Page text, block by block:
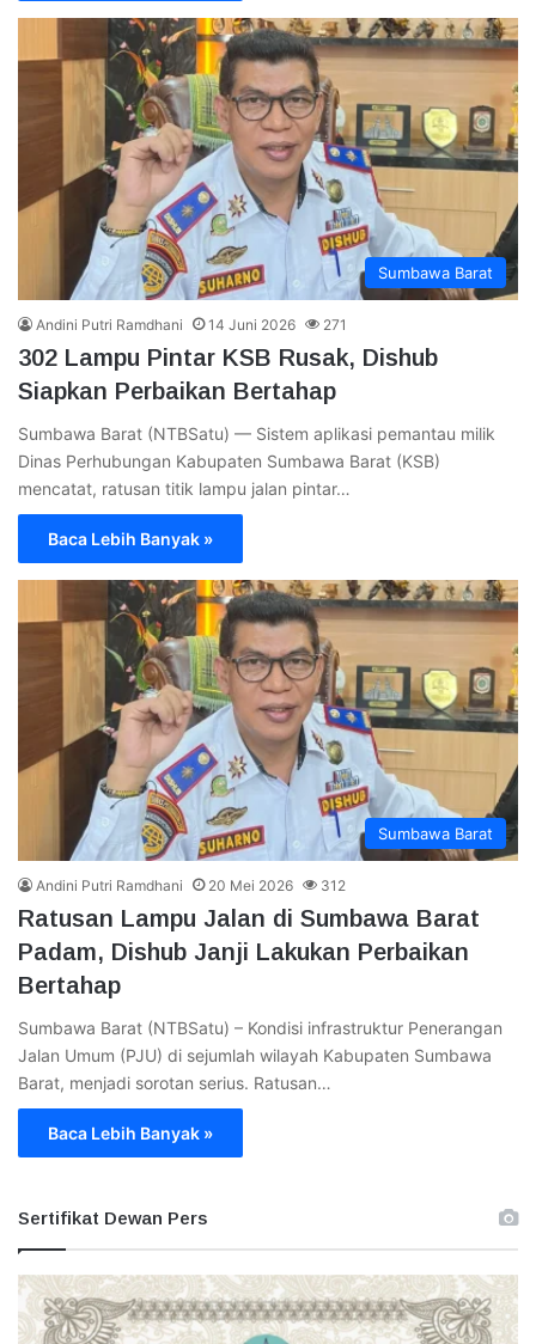
Sumbawa Barat
Andini Putri Ramdhani 14 Juni 2026 271
302 Lampu Pintar KSB Rusak, Dishub
Siapkan Perbaikan Bertahap
Sumbawa Barat (NTBSatu) — Sistem aplikasi pemantau milik
Dinas Perhubungan Kabupaten Sumbawa Barat (KSB)
mencatat, ratusan titik lampu jalan pintar…
Baca Lebih Banyak »
Sumbawa Barat
Andini Putri Ramdhani 20 Mei 2026 312
Ratusan Lampu Jalan di Sumbawa Barat
Padam, Dishub Janji Lakukan Perbaikan
Bertahap
Sumbawa Barat (NTBSatu) – Kondisi infrastruktur Penerangan
Jalan Umum (PJU) di sejumlah wilayah Kabupaten Sumbawa
Barat, menjadi sorotan serius. Ratusan…
Baca Lebih Banyak »
Sertifikat Dewan Pers